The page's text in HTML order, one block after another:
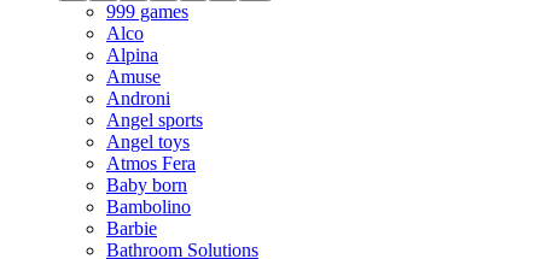
999 games
Alco
Alpina
Amuse
Androni
Angel sports
Angel toys
Atmos Fera
Baby born
Bambolino
Barbie
Bathroom Solutions